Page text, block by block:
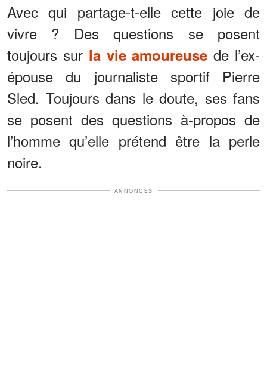
Avec qui partage-t-elle cette joie de
vivre ? Des questions se posent
toujours sur la vie amoureuse de l’ex-
épouse du journaliste sportif Pierre
Sled. Toujours dans le doute, ses fans
se posent des questions à-propos de
l’homme qu’elle prétend être la perle
noire.
ANNONCES